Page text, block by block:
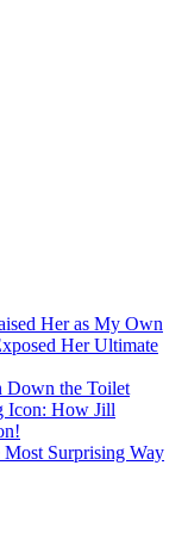
Her as My Own
Her Ultimate
Down the Toilet
Icon: How Jill
Surprising Way